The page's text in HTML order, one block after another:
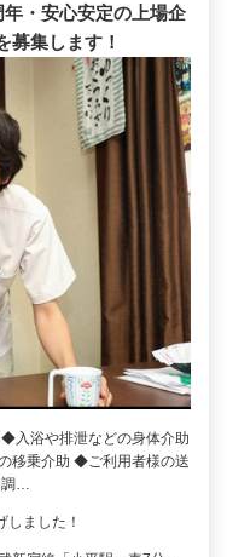
・安心安定の上場企
募集します！
入浴や排泄などの身体介助
移乗介助 ◆ご利用者様の送
…
ました！